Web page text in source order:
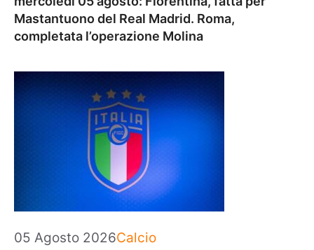
Mastantuono del Real Madrid. Roma,
completata l’operazione Molina
05 Agosto 2026Categorie
Calcio